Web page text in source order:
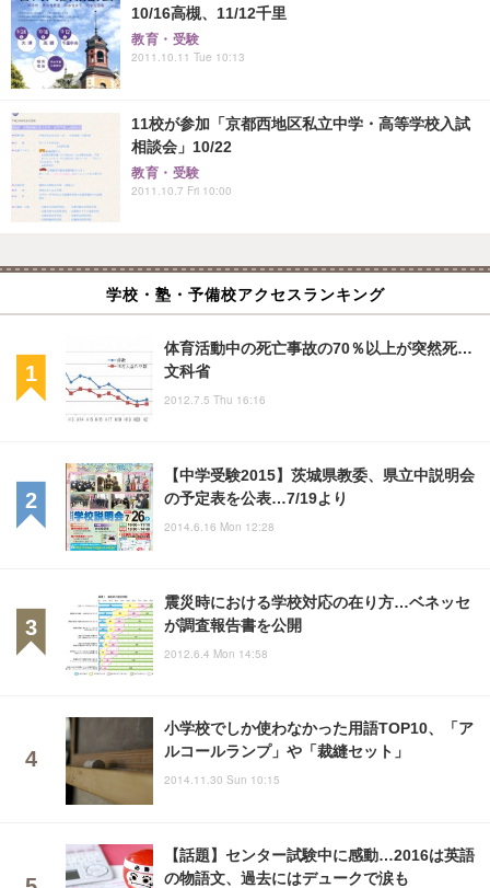
10/16高槻、11/12千里
教育・受験
2011.10.11 Tue 10:13
11校が参加「京都西地区私立中学・高等学校入試
相談会」10/22
教育・受験
2011.10.7 Fri 10:00
学校・塾・予備校アクセスランキング
体育活動中の死亡事故の70％以上が突然死…
文科省
2012.7.5 Thu 16:16
【中学受験2015】茨城県教委、県立中説明会
の予定表を公表…7/19より
2014.6.16 Mon 12:28
震災時における学校対応の在り方…ベネッセ
が調査報告書を公開
2012.6.4 Mon 14:58
小学校でしか使わなかった用語TOP10、「ア
ルコールランプ」や「裁縫セット」
2014.11.30 Sun 10:15
【話題】センター試験中に感動…2016は英語
の物語文、過去にはデュークで涙も